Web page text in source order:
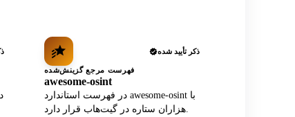
ذکر تأیید شده
فهرست مرجع گزینش‌شده
awesome-osint
در فهرست استاندارد awesome-osint با
هزاران ستاره در گیت‌هاب قرار دارد.